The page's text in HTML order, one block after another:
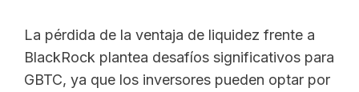
La pérdida de la ventaja de liquidez frente a
BlackRock plantea desafíos significativos para
GBTC, ya que los inversores pueden optar por